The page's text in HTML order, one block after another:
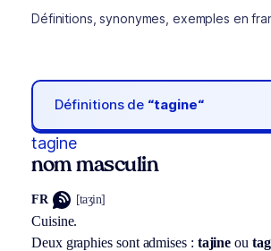
Définitions, synonymes, exemples en
Définitions de “tagine“
tagine
nom masculin
FR [taʒin]
Cuisine.
Deux graphies sont admises : tajine ou